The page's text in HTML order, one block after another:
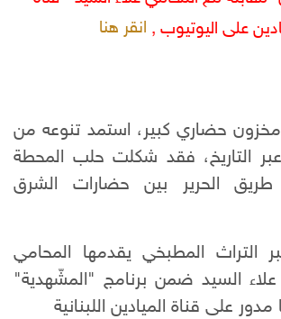
على اليوتيوب , انقر هنا
حضاري كبير، استمد تنوعه من
التاريخ، فقد شكلت حلب المحطة
الحرير بين حضارات الشرق
التراث المطبخي يقدمها المحامي
علاء السيد ضمن برنامج "المشّهدية"
مدور على قناة الميادين اللبنانية